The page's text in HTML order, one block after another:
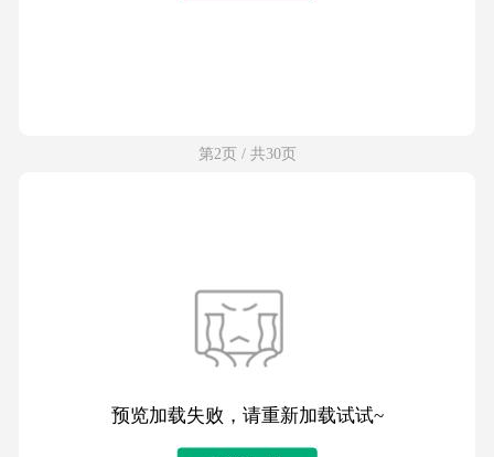
第2页 / 共30页
预览加载失败，请重新加载试试~